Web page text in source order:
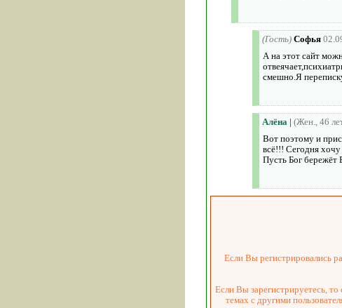
(Гость) Софья
А на этот сайт
смешно.Я
Алёна | (Жен., 46
Вот поэтому и
всё!!! Сегодня хочу
Пусть Бог бережёт
Если Вы регистрировались
Если Вы зарегистрируетесь,
темах с другими